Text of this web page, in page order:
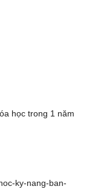
học trong 1 năm
ky-nang-ban-